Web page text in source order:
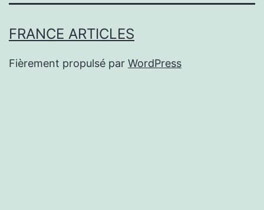
FRANCE ARTICLES
Fièrement propulsé par WordPress